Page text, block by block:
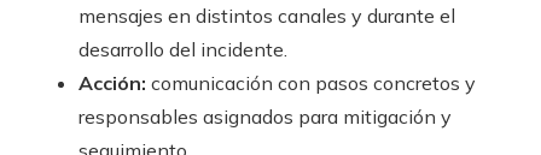
mensajes en distintos canales y durante el
desarrollo del incidente.
Acción: comunicación con pasos concretos y
responsables asignados para mitigación y
seguimiento.